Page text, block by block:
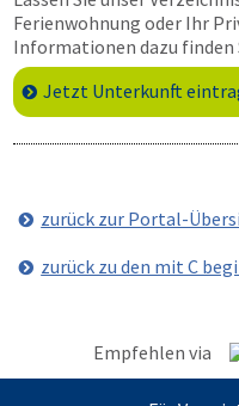
Ferienwohnung oder Ihr
Informationen dazu finden
Jetzt Unterkunft
zurück zur Portal-
zurück zu den mit C
Empfehlen via